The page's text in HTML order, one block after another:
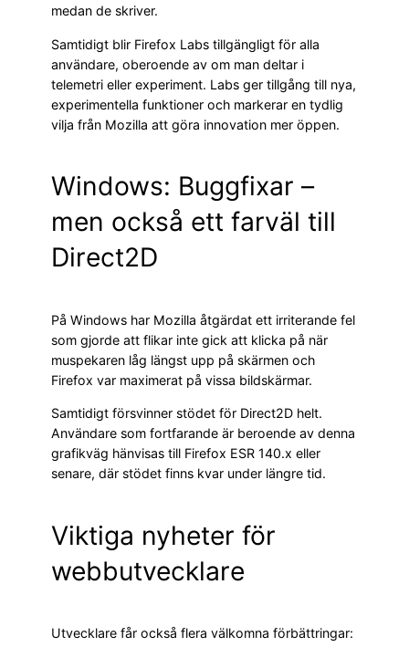
medan de skriver.
Samtidigt blir Firefox Labs tillgängligt för alla
användare, oberoende av om man deltar i
telemetri eller experiment. Labs ger tillgång till nya,
experimentella funktioner och markerar en tydlig
vilja från Mozilla att göra innovation mer öppen.
Windows: Buggfixar –
men också ett farväl till
Direct2D
På Windows har Mozilla åtgärdat ett irriterande fel
som gjorde att flikar inte gick att klicka på när
muspekaren låg längst upp på skärmen och
Firefox var maximerat på vissa bildskärmar.
Samtidigt försvinner stödet för Direct2D helt.
Användare som fortfarande är beroende av denna
grafikväg hänvisas till Firefox ESR 140.x eller
senare, där stödet finns kvar under längre tid.
Viktiga nyheter för
webbutvecklare
Utvecklare får också flera välkomna förbättringar: